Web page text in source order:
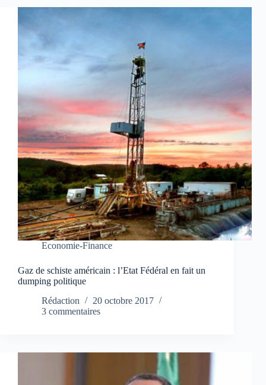
Economie-Finance
Gaz de schiste américain : l’Etat Fédéral en fait un
dumping politique
Rédaction
20 octobre 2017
3 commentaires